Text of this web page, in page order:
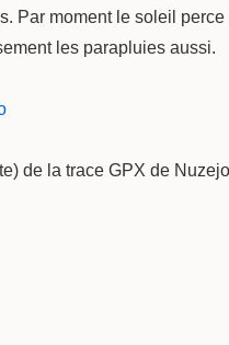
Par moment le soleil perce
les parapluies aussi.
de la trace GPX de